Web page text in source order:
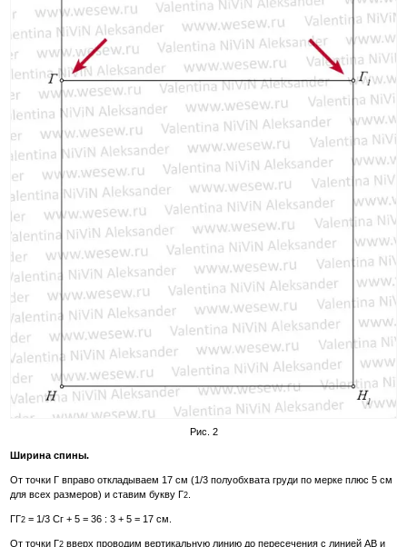
Рис. 2
Ширина спины.
От точки Г вправо откладываем 17 см (1/3 полуобхвата груди по мерке плюс 5 см
для всех размеров) и ставим букву Г2
ГГ2 = 1/3 Сг + 5 = 36 : 3 + 5 = 17 см.
От точки Г2 вверх проводим вертикальную линию до пересечения с линией АВ и